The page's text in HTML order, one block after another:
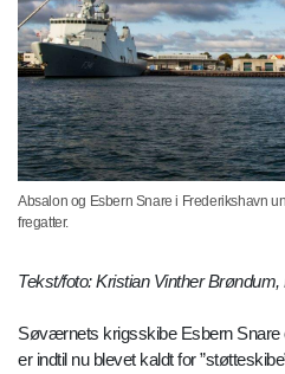
Absalon og Esbern Snare i Frederikshavn
fregatter.
Tekst/foto: Kristian Vinther
Søværnets krigsskibe Esbern Snare
er indtil nu blevet kaldt for